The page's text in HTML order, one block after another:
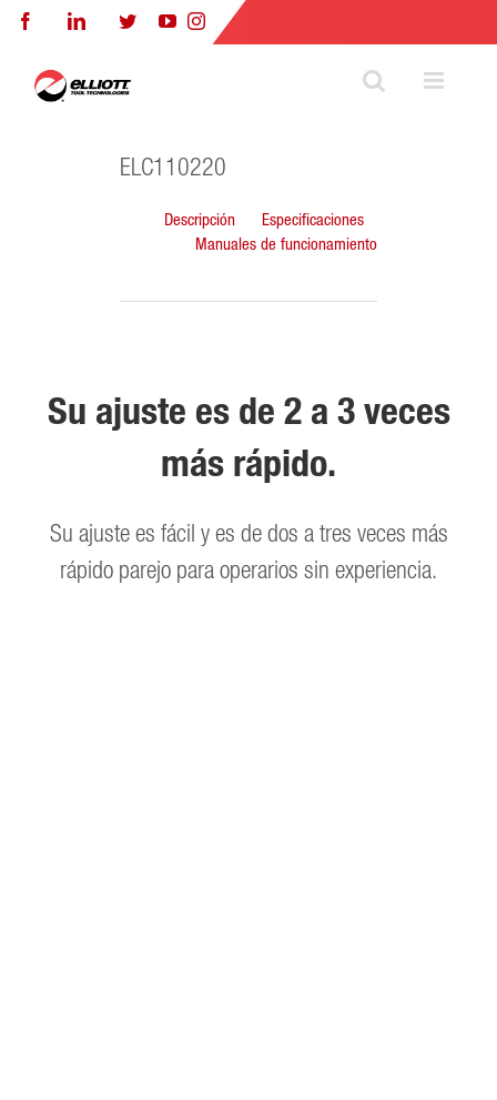
Skip
FacebookLinkedInTwitterYouTube
Instagram
ELC110220
Descripción
Especificaciones
Manuales de funcionamiento
Su ajuste es de 2 a 3 veces
más rápido.
Su ajuste es fácil y es de dos a tres veces más
rápido parejo para operarios sin experiencia.